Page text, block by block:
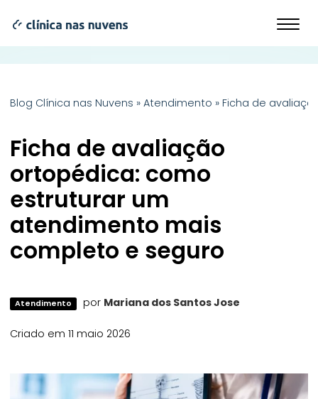
Blog Clínica nas Nuvens »Atendimento » Ficha de
Ficha de avaliação
ortopédica: como
estruturar um
atendimento mais
completo e seguro
Atendimento por Mariana dos Santos Jose
Criado em 11 maio 2026